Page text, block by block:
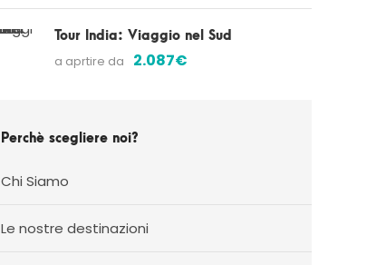
Tour India: Viaggio nel Sud
a aprtire da 2.087€
Perchè scegliere noi?
Chi Siamo
Le nostre destinazioni